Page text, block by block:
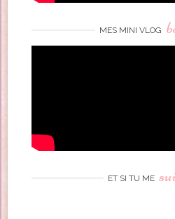
MES MINI VLOG
ET SI TU ME